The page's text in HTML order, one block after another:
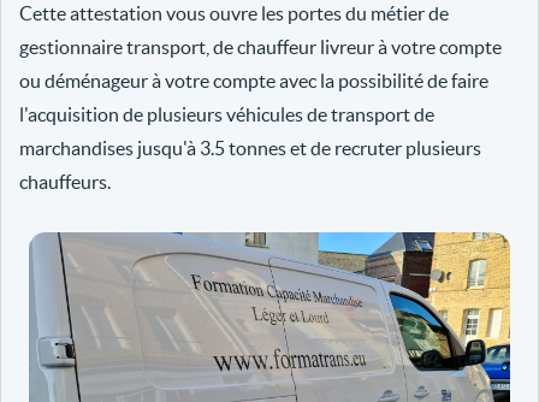
Cette attestation vous ouvre les portes du métier de
gestionnaire transport, de chauffeur livreur à votre compte
ou déménageur à votre compte avec la possibilité de faire
l'acquisition de plusieurs véhicules de transport de
marchandises jusqu'à 3.5 tonnes et de recruter plusieurs
chauffeurs.